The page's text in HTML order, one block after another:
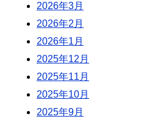
2026年3月
2026年2月
2026年1月
2025年12月
2025年11月
2025年10月
2025年9月